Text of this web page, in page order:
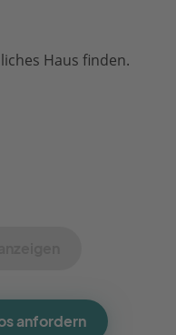
Haus finden.
anfordern